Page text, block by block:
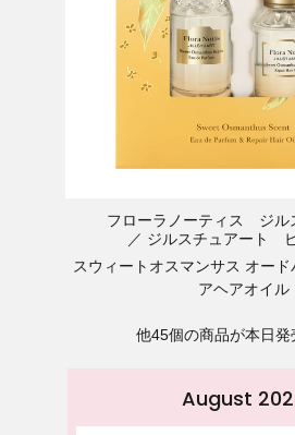
フローラノーティス ジル
ジルスチュアート
スウィートオスマンサス オー
アヘアオイル
他45個の商品が本日発
August